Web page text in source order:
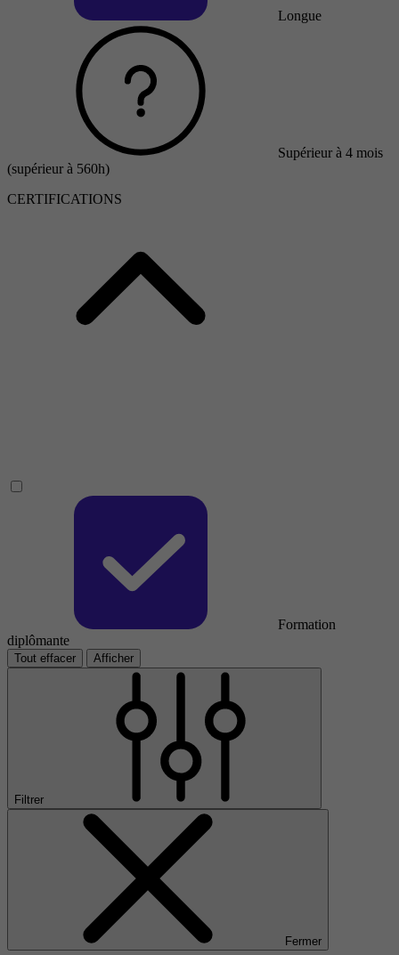
Longue
Supérieur à 4 mois
(supérieur à 560h)
CERTIFICATIONS
Formation
diplômante
Tout effacer Afficher
Filtrer
Fermer